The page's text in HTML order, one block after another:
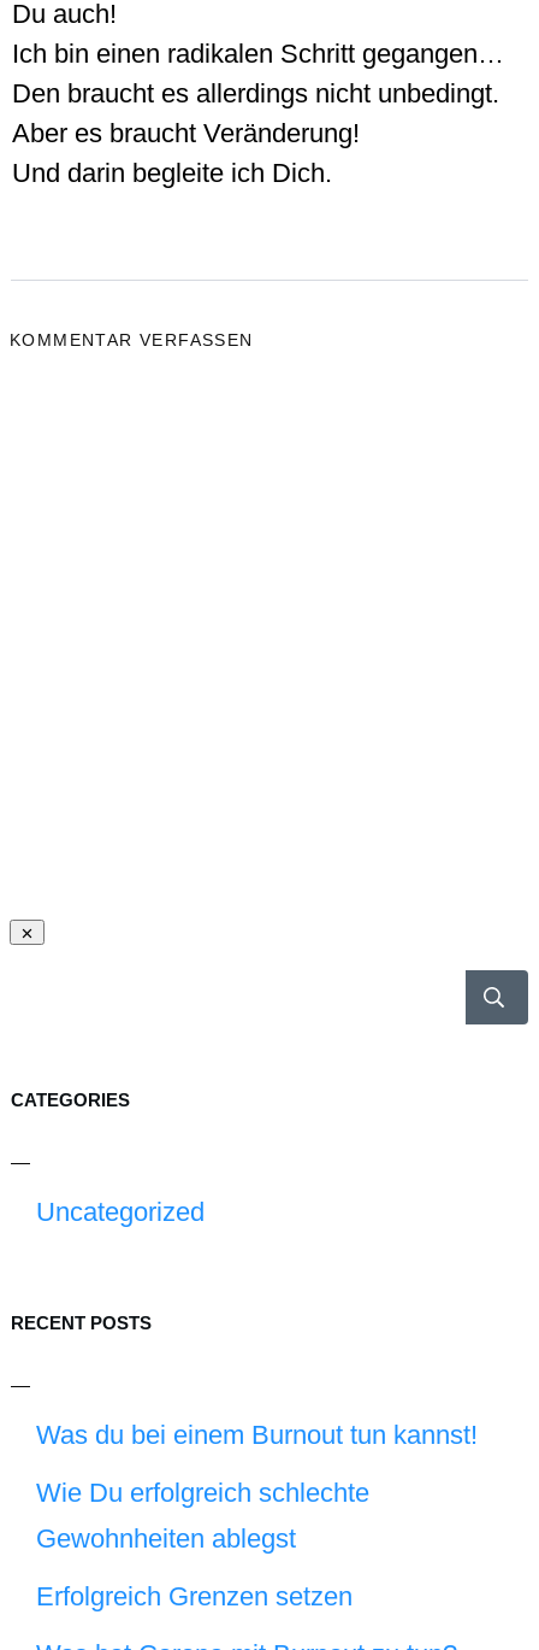
Du auch!
Ich bin einen radikalen Schritt gegangen…
Den braucht es allerdings nicht unbedingt.
Aber es braucht Veränderung!
Und darin begleite ich Dich.
KOMMENTAR VERFASSEN
CATEGORIES
Uncategorized
RECENT POSTS
Was du bei einem Burnout tun kannst!
Wie Du erfolgreich schlechte
Gewohnheiten ablegst
Erfolgreich Grenzen setzen